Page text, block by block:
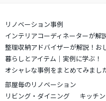
リノベーション事例
インテリアコーディネーターが解
整理収納アドバイザーが解説！お
暮らしとアイテム｜実例に学ぶ！
オシャレな事例をまとめてみまし
部屋毎のリノベーション
リビング・ダイニング
キッチン